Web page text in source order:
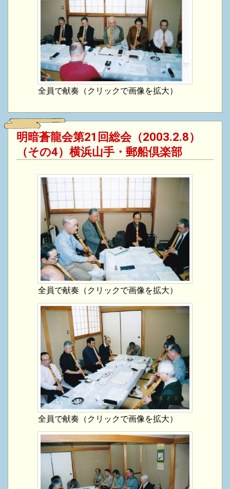
全員で献奏（クリックで画像を拡大）
明暗蒼龍会第21回総会（2003.2.8）
（その4）横浜山手・郵船倶楽部
全員で献奏（クリックで画像を拡大）
全員で献奏（クリックで画像を拡大）